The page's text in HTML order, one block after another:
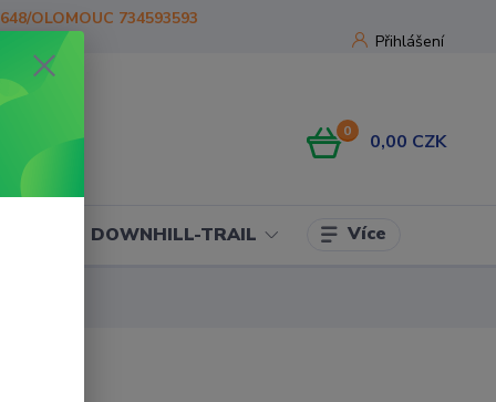
Přihlášení
OLOMOUC 734593593
0 0,00 CZK
DOWNHILL-TRAIL Více